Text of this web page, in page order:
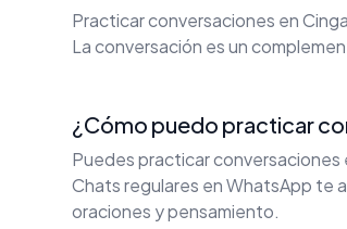
Practicar conversaciones en
La conversación es un
¿Cómo puedo practicar
Puedes practicar conversaciones
Chats regulares en WhatsApp te
oraciones y pensamiento.